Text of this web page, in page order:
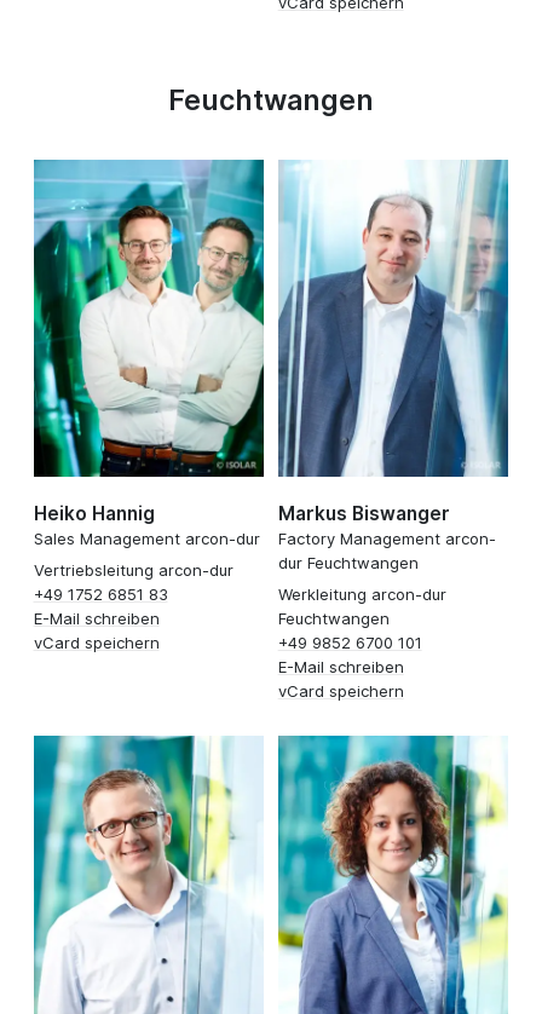
Feuchtwangen
Heiko Hannig
Sales Management arcon-dur
Vertriebsleitung arcon-dur
+49 1752 6851 83
E-Mail schreiben
vCard speichern
Markus Biswanger
Factory Management arcon-
dur Feuchtwangen
Werkleitung arcon-dur
Feuchtwangen
+49 9852 6700 101
E-Mail schreiben
vCard speichern